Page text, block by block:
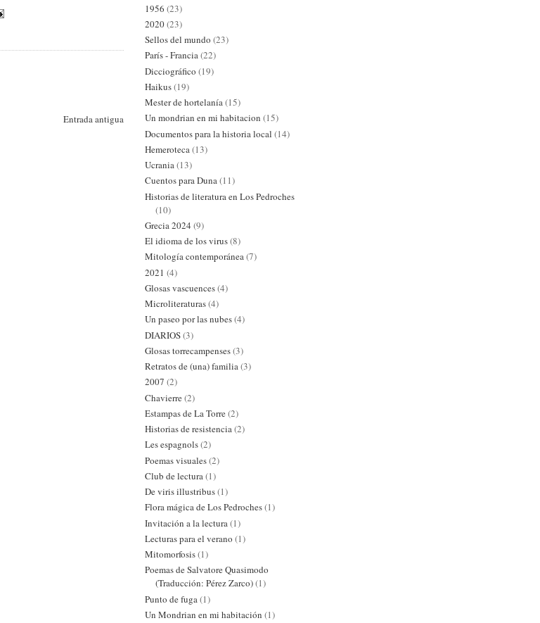
Entrada antigua
1956 (23)
2020(23)
Sellos del mundo (23)
París - Francia(22)
Dicciográfico (19)
Haikus(19)
Mester de hortelanía(15)
Un mondrian en mi habitacion (15)
Documentos para la historia local (14)
Hemeroteca(13)
Ucrania(13)
Cuentos para Duna(11)
Historias de literatura en Los Pedroches
(10)
Grecia 2024 (9)
El idioma de los virus(8)
Mitología contemporánea(7)
2021 (4)
Glosas vascuences(4)
Microliteraturas(4)
Un paseo por las nubes(4)
DIARIOS(3)
Glosas torrecampenses(3)
Retratos de (una) familia(3)
2007 (2)
Chavierre(2)
Estampas de La Torre(2)
Historias de resistencia(2)
Les espagnols(2)
Poemas visuales(2)
Club de lectura(1)
De viris illustribus(1)
Flora mágica de Los Pedroches(1)
Invitación a la lectura (1)
Lecturas para el verano (1)
Mitomorfosis(1)
Poemas de Salvatore Quasimodo
(Traducción: Pérez Zarco)(1)
Punto de fuga (1)
Un Mondrian en mi habitación (1)